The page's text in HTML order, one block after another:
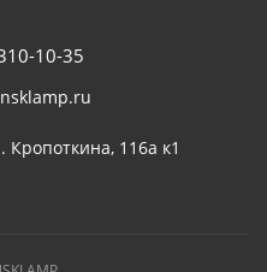
10-35
Кропоткина, 116а к1